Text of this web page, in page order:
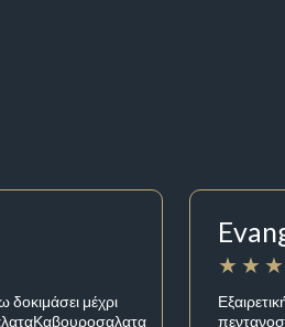
μέχρι